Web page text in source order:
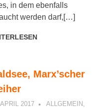
in dem ebenfalls
werden darf,[…]
Marx’scher
2017 PETER
ALLGEMEIN ,